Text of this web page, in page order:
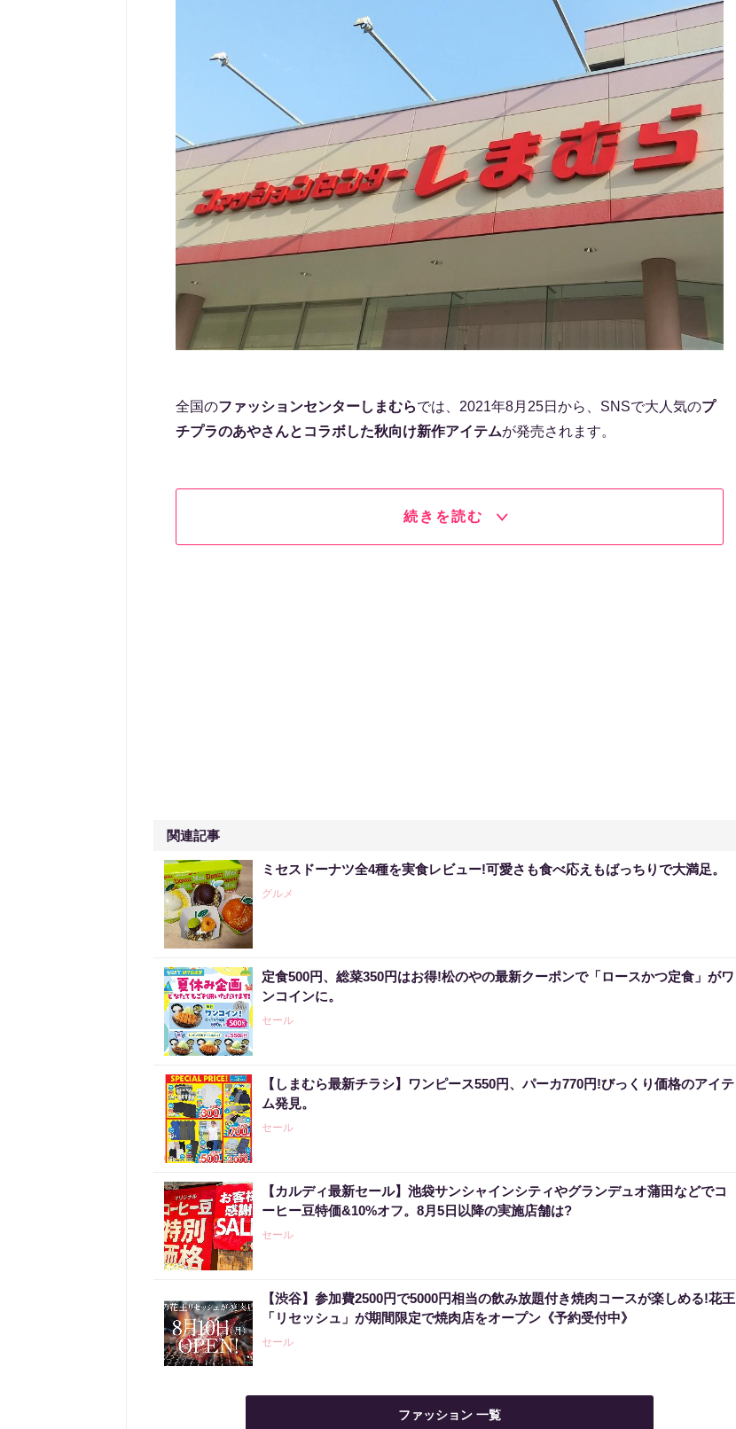
全国のファッションセンターしまむらでは、2021年8月25日から、SNSで大人気のプ
チプラのあやさんとコラボした秋向け新作アイテムが発売されます。
続きを読む
関連記事
ミセスドーナツ全4種を実食レビュー!可愛さも食べ応えもばっちりで大満足。
グルメ
定食500円、総菜350円はお得!松のやの最新クーポンで「ロースかつ定食」がワ
ンコインに。
セール
【しまむら最新チラシ】ワンピース550円、パーカ770円!びっくり価格のアイテ
ム発見。
セール
【カルディ最新セール】池袋サンシャインシティやグランデュオ蒲田などでコ
ーヒー豆特価&10%オフ。8月5日以降の実施店舗は?
セール
【渋谷】参加費2500円で5000円相当の飲み放題付き焼肉コースが楽しめる!花王
「リセッシュ」が期間限定で焼肉店をオープン《予約受付中》
セール
ファッション 一覧